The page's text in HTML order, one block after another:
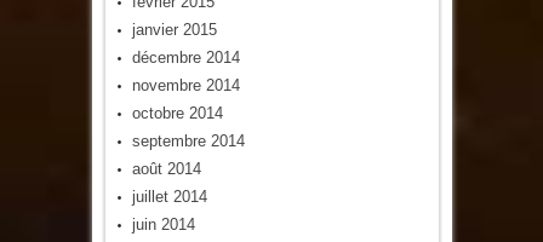
janvier 2015
décembre 2014
novembre 2014
octobre 2014
septembre 2014
août 2014
juillet 2014
juin 2014